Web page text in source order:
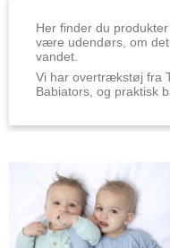
Her finder du
være udendørs, om
vandet.
Vi har overtrækstøj fra
Babiators, og praktisk